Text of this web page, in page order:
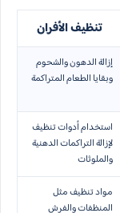
تنظيف الأفران
إزالة الدهون والشحوم
وبقايا الطعام المتراكمة
استخدام أدوات تنظيف
لإزالة التراكمات الدهنية
والملوثات
مواد تنظيف مثل
المنظفات والفرش